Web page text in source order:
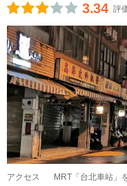
3.34 評
アクセス MRT「台北車站」